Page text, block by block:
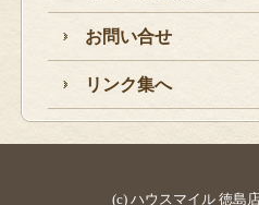
お問い合せ
リンク集へ
(c) ハウスマイル 徳島